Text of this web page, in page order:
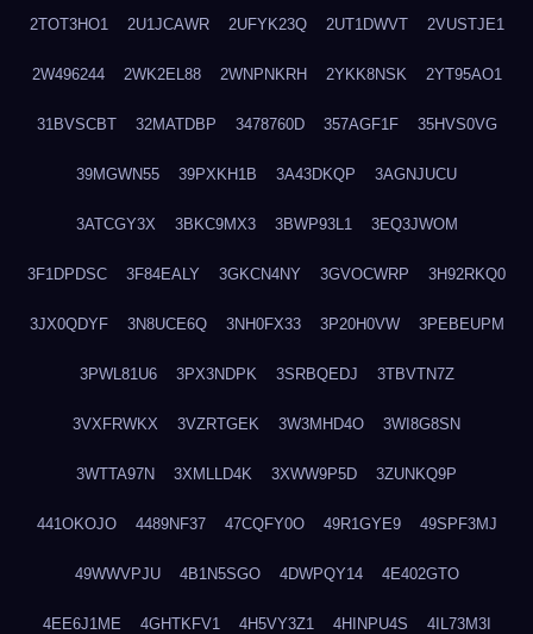
2TOT3HO1 2U1JCAWR 2UFYK23Q 2UT1DWVT 2VUSTJE1
2W496244 2WK2EL88 2WNPNKRH 2YKK8NSK 2YT95AO1
31BVSCBT 32MATDBP 3478760D 357AGF1F 35HVS0VG
39MGWN55 39PXKH1B 3A43DKQP 3AGNJUCU
3ATCGY3X 3BKC9MX3 3BWP93L1 3EQ3JWOM
3F1DPDSC 3F84EALY 3GKCN4NY 3GVOCWRP 3H92RKQ0
3JX0QDYF 3N8UCE6Q 3NH0FX33 3P20H0VW 3PEBEUPM
3PWL81U6 3PX3NDPK 3SRBQEDJ 3TBVTN7Z
3VXFRWKX 3VZRTGEK 3W3MHD4O 3WI8G8SN
3WTTA97N 3XMLLD4K 3XWW9P5D 3ZUNKQ9P
441OKOJO 4489NF37 47CQFY0O 49R1GYE9 49SPF3MJ
49WWVPJU 4B1N5SGO 4DWPQY14 4E402GTO
4EE6J1ME 4GHTKFV1 4H5VY3Z1 4HINPU4S 4IL73M3I